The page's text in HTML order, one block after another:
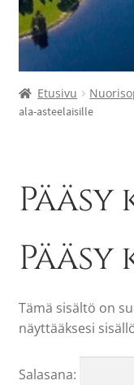
Etusivu
ala-asteelaisille
Tämä sisältö on
näyttääksesi
Salasana: